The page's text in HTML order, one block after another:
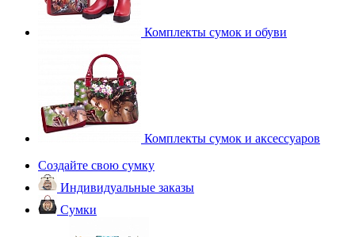
Комплекты сумок и обуви
Комплекты сумок и аксессуаров
Создайте свою сумку
Индивидуальные заказы
Сумки